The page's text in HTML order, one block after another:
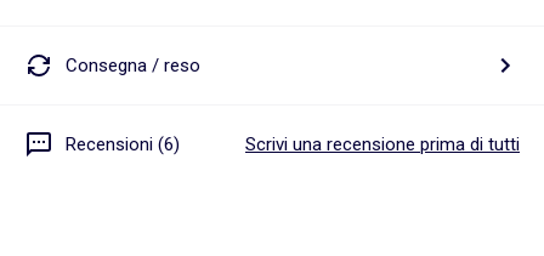
Consegna / reso
Recensioni (6) Scrivi una recensione prima di tutti